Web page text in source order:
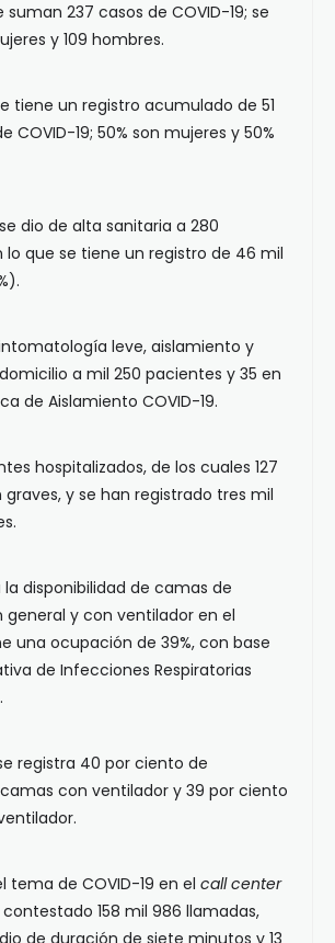
suman 237 casos de COVID-19; se
y 109 hombres.
tiene un registro acumulado de 51
COVID-19; 50% son mujeres y 50%
dio de alta sanitaria a 280
lo que se tiene un registro de 46 mil
leve, aislamiento y
a mil 250 pacientes y 35 en
de Aislamiento COVID-19.
hospitalizados, de los cuales 127
y se han registrado tres mil
disponibilidad de camas de
general y con ventilador en el
una ocupación de 39%, con base
de Infecciones Respiratorias
registra 40 por ciento de
con ventilador y 39 por ciento
tema de COVID-19 en el call center
158 mil 986 llamadas,
de duración de siete minutos y 13